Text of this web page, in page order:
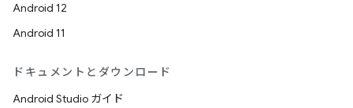
Android 12
Android 11
ドキュメントとダウンロード
Android Studio ガイド